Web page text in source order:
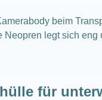
beim
legt sich
für